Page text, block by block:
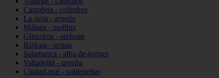
Cantabria - colindres
La-rioja - arnedo
Málaga - mollina
Gipuzkoa - andoain
Bizkaia - sestao
Salamanca - alba-de-tormes
Valladolid - urueña
Ciudad-real - valdepeñas